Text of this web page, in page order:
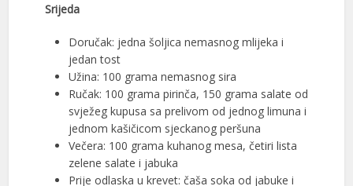
Srijeda
Doručak: jedna šoljica nemasnog mlijeka i
jedan tost
Užina: 100 grama nemasnog sira
Ručak: 100 grama pirinča, 150 grama salate od
svježeg kupusa sa prelivom od jednog limuna i
jednom kašičicom sjeckanog peršuna
Večera: 100 grama kuhanog mesa, četiri lista
zelene salate i jabuka
Prije odlaska u krevet: čaša soka od jabuke i